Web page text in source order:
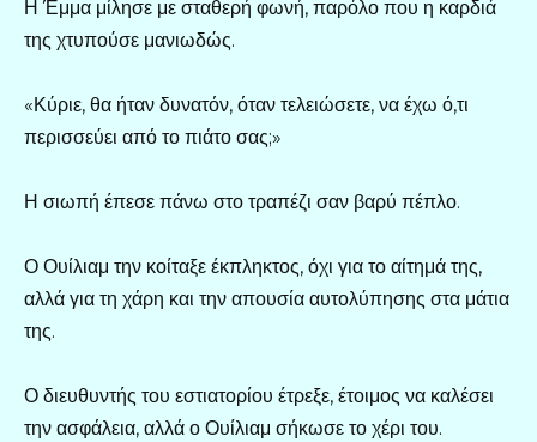
Η Έμμα μίλησε με σταθερή φωνή, παρόλο που η καρδιά
της χτυπούσε μανιωδώς.
«Κύριε, θα ήταν δυνατόν, όταν τελειώσετε, να έχω ό,τι
περισσεύει από το πιάτο σας;»
Η σιωπή έπεσε πάνω στο τραπέζι σαν βαρύ πέπλο.
Ο Ουίλιαμ την κοίταξε έκπληκτος, όχι για το αίτημά της,
αλλά για τη χάρη και την απουσία αυτολύπησης στα μάτια
της.
Ο διευθυντής του εστιατορίου έτρεξε, έτοιμος να καλέσει
την ασφάλεια, αλλά ο Ουίλιαμ σήκωσε το χέρι του.